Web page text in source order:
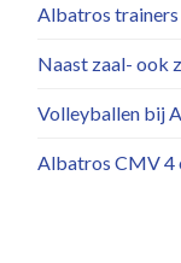
Albatros
Naast zaal- ook
Volleyballen bij
Albatros CMV 4